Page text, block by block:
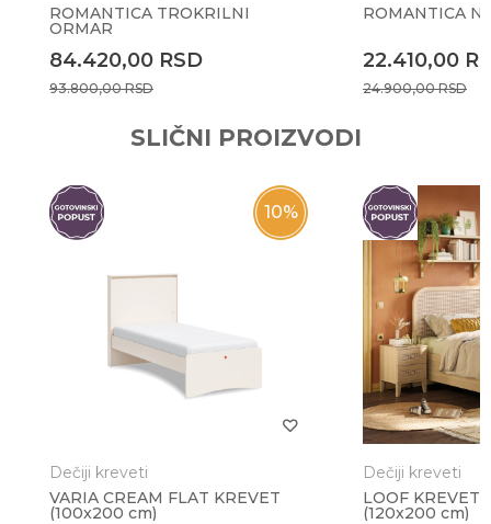
Anti-spam zaštita - izračunajte koliko je 4 + 1 :
ROMANTICA TROKRILNI
ORMAR
84.420,00 RSD
93.800,00RSD
ROMANTICA
22.410,00
24.900,00RSD
SLIČNI PROIZVODI
10%
Dečiji kreveti
VARIA CREAM FLAT KREVET
(100x200 cm)
Dečiji kreveti
LOOF KREVET
(120x200 cm)